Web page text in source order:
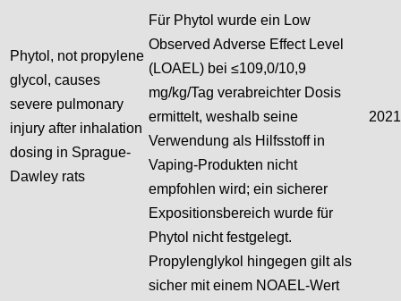
Phytol, not propylene
glycol, causes
severe pulmonary
injury after inhalation
dosing in Sprague-
Dawley rats
Für Phytol wurde ein Low
Observed Adverse Effect Level
(LOAEL) bei ≤109,0/10,9
mg/kg/Tag verabreichter Dosis
ermittelt, weshalb seine
Verwendung als Hilfsstoff in
Vaping-Produkten nicht
empfohlen wird; ein sicherer
Expositionsbereich wurde für
Phytol nicht festgelegt.
Propylenglykol hingegen gilt als
sicher mit einem NOAEL-Wert
2021